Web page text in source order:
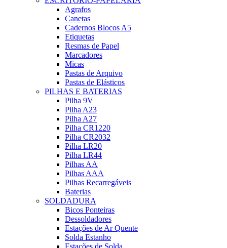
Agrafos
Canetas
Cadernos Blocos A5
Etiquetas
Resmas de Papel
Marcadores
Micas
Pastas de Arquivo
Pastas de Elásticos
PILHAS E BATERIAS
Pilha 9V
Pilha A23
Pilha A27
Pilha CR1220
Pilha CR2032
Pilha LR20
Pilha LR44
Pilhas AA
Pilhas AAA
Pilhas Recarregáveis
Baterias
SOLDADURA
Bicos Ponteiras
Dessoldadores
Estações de Ar Quente
Solda Estanho
Estações de Solda